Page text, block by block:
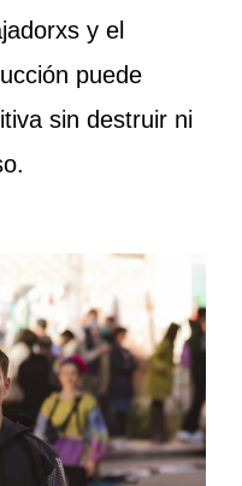
y el
puede
sin destruir ni